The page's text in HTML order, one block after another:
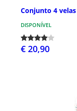
Conjunto 4
DISPONÍVEL
€ 20,90